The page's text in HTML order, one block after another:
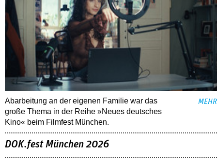
Abarbeitung an der eigenen Familie war das
große Thema in der Reihe »Neues deutsches
Kino« beim Filmfest München.
MEHR
DOK.fest München 2026